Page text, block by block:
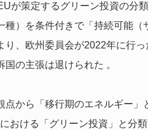
が策定するグリーン投資の分
）を条件付きで「持続可能（
、欧州委員会が2022年に行
の主張は退けられた 。
から「移行期のエネルギー
おける「グリーン投資」と分